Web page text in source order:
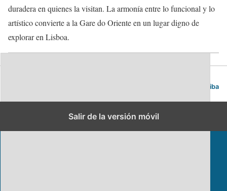
duradera en quienes la visitan. La armonía entre lo funcional y lo
artístico convierte a la Gare do Oriente en un lugar digno de
explorar en Lisboa.
Volver arriba
Salir de la versión móvil